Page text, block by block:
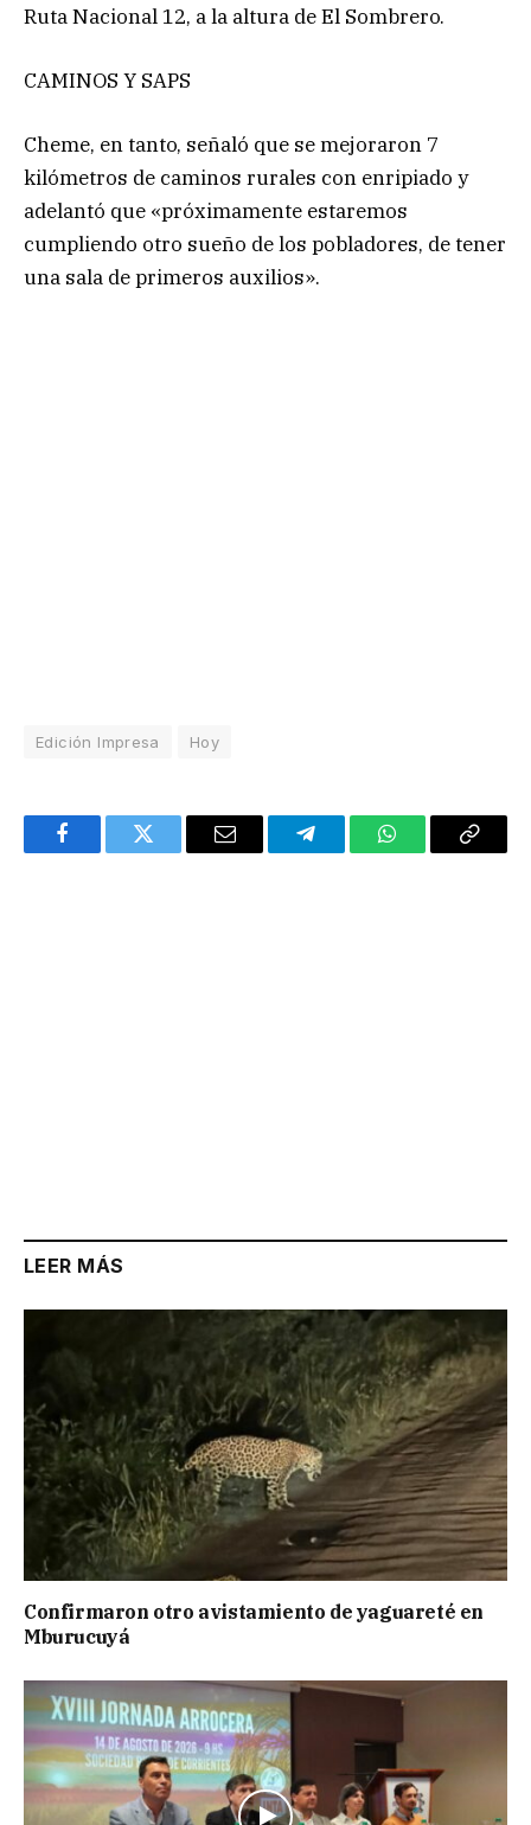
Ruta Nacional 12, a la altura de El Sombrero.
CAMINOS Y SAPS
Cheme, en tanto, señaló que se mejoraron 7
kilómetros de caminos rurales con enripiado y
adelantó que «próximamente estaremos
cumpliendo otro sueño de los pobladores, de tener
una sala de primeros auxilios».
Edición Impresa Hoy
FacebookTwitter Email TelegramWhatsAppCopy
LEER MÁS
Confirmaron otro avistamiento de yaguareté en
Mburucuyá